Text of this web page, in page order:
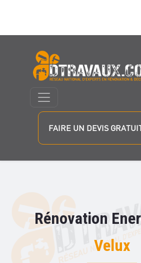
FAIRE UN DEVIS
Rénovation
Velux